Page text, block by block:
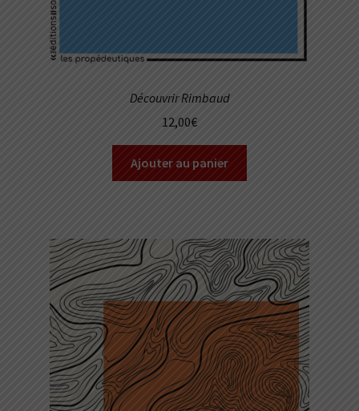
Découvrir Rimbaud
12,00€
Ajouter au panier